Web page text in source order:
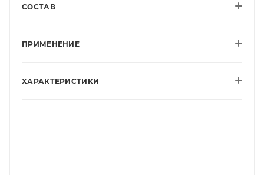
СОСТАВ
ПРИМЕНЕНИЕ
ХАРАКТЕРИСТИКИ